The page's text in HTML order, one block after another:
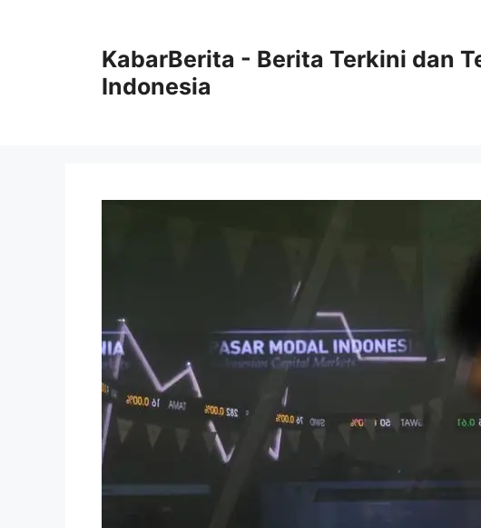
KabarBerita - Berita Terkini dan
Indonesia